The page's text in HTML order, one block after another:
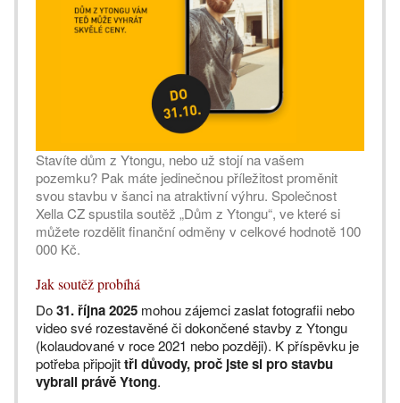
Stavíte dům z Ytongu, nebo už stojí na vašem
pozemku? Pak máte jedinečnou příležitost proměnit
svou stavbu v šanci na atraktivní výhru. Společnost
Xella CZ spustila soutěž „Dům z Ytongu“, ve které si
můžete rozdělit finanční odměny v celkové hodnotě 100
000 Kč.
Jak soutěž probíhá
Do31. října 2025 mohou zájemci zaslat fotografii nebo
video své rozestavěné či dokončené stavby z Ytongu
(kolaudované v roce 2021 nebo později). K příspěvku je
potřeba připojittři důvody, proč jste si pro stavbu
vybrali právě Ytong.